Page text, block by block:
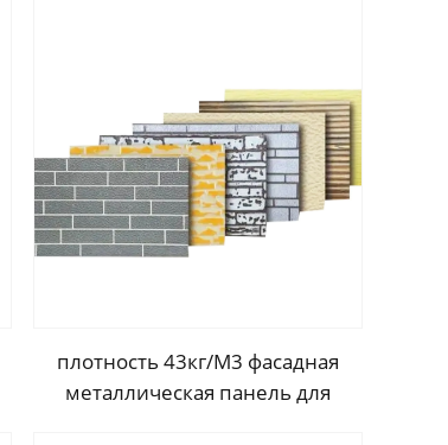
плотность 43кг/М3 фасадная
металлическая панель для